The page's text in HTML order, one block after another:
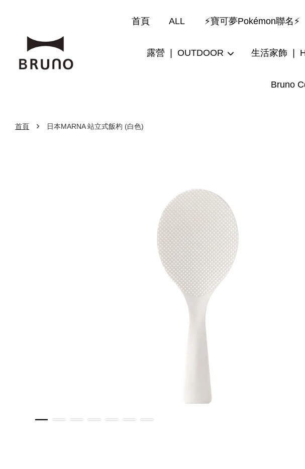
首頁 ALL ⚡寶可夢Pokémon聯名⚡
露營 ❘ OUTDOOR 生活家飾 ❘
Bruno
首頁 › 日本MARNA 站立式飯杓 (白色)
您的